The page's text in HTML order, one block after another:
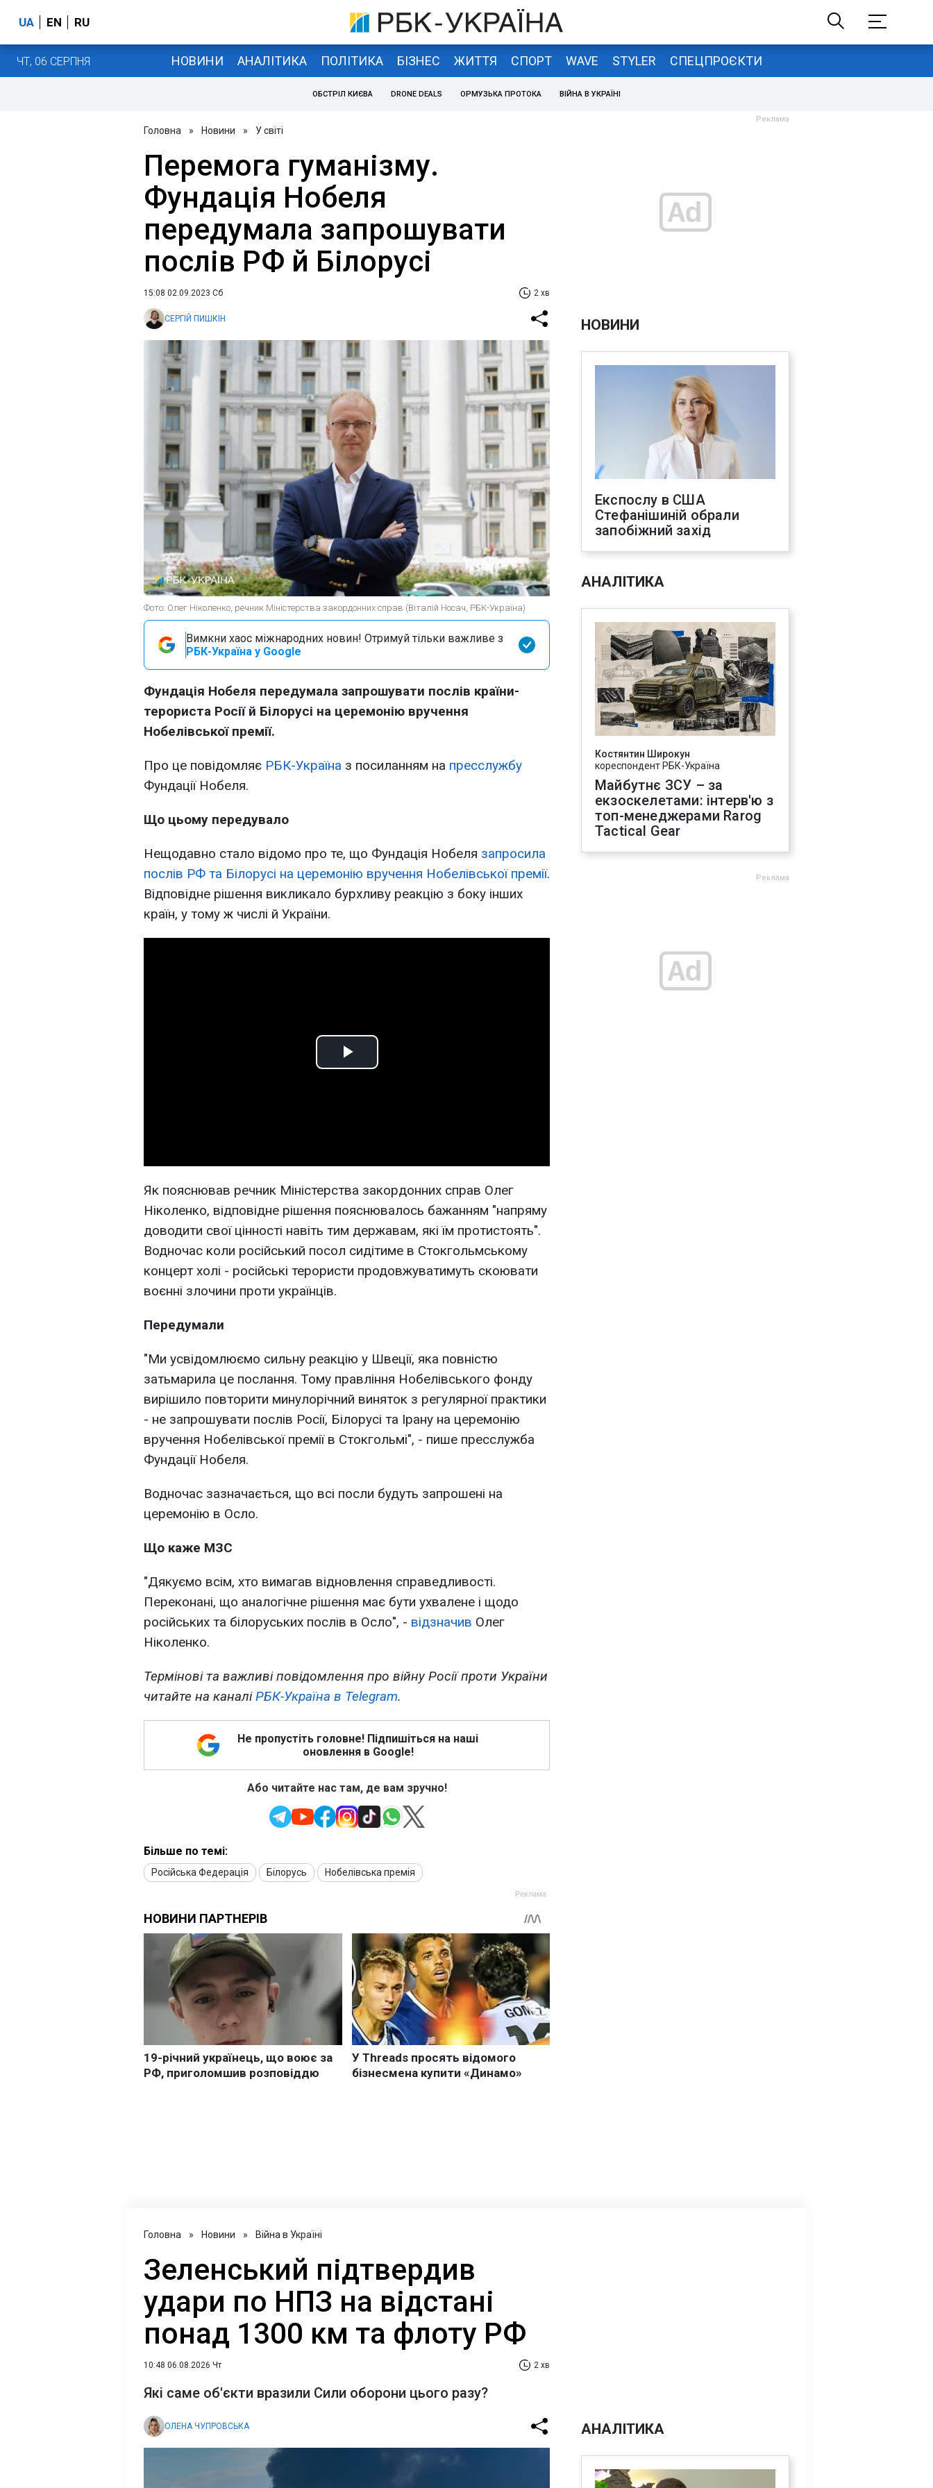
UA EN RU
ЧТ, 06 СЕРПНЯ НОВИНИ АНАЛІТИКА ПОЛІТИКА БІЗНЕС ЖИТТЯ СПОРТ WAVE STYLER СПЕЦПРОЄКТИ
ОБСТРІЛ КИЄВА DRONE DEALS ОРМУЗЬКА ПРОТОКА ВІЙНА В УКРАЇНІ
Головна » Новини » У світі
Перемога гуманізму.
Фундація Нобеля
передумала запрошувати
послів РФ й Білорусі
15:08 02.09.2023 Сб 2 хв
СЕРГІЙ ПИШКІН
Фото: Олег Ніколенко, речник Міністерства закордонних справ (Віталій Носач, РБК-Україна)
Вимкни хаос міжнародних новин! Отримуй тільки важливе з
РБК-Україна у Google
Фундація Нобеля передумала запрошувати послів країни-
терориста Росії й Білорусі на церемонію вручення
Нобелівської премії.
Про це повідомляє РБК-Україна з посиланням на пресслужбу
Фундації Нобеля.
Що цьому передувало
Нещодавно стало відомо про те, що Фундація Нобеля запросила
послів РФ та Білорусі на церемонію вручення Нобелівської премії.
Відповідне рішення викликало бурхливу реакцію з боку інших
країн, у тому ж числі й України.
Play
Як пояснював речник Міністерства закордонних справ Олег
Ніколенко, відповідне рішення пояснювалось бажанням "напряму
доводити свої цінності навіть тим державам, які їм протистоять".
Водночас коли російський посол сидітиме в Стокгольмському
концерт холі - російські терористи продовжуватимуть скоювати
воєнні злочини проти українців.
Передумали
"Ми усвідомлюємо сильну реакцію у Швеції, яка повністю
затьмарила це послання. Тому правління Нобелівського фонду
вирішило повторити минулорічний виняток з регулярної практики
- не запрошувати послів Росії, Білорусі та Ірану на церемонію
вручення Нобелівської премії в Стокгольмі", - пише пресслужба
Фундації Нобеля.
Водночас зазначається, що всі посли будуть запрошені на
церемонію в Осло.
Що каже МЗС
"Дякуємо всім, хто вимагав відновлення справедливості.
Переконані, що аналогічне рішення має бути ухвалене і щодо
російських та білоруських послів в Осло", - відзначив Олег
Ніколенко.
Термінові та важливі повідомлення про війну Росії проти України
читайте на каналіРБК-Україна в Telegram.
Не пропустіть головне! Підпишіться на наші
оновлення в Google!
Або читайте нас там, де вам зручно!
Більше по темі:
Російська Федерація Білорусь Нобелівська премія
НОВИНИ
Експослу в США
Стефанішиній обрали
запобіжний захід
АНАЛІТИКА
Костянтин Широкун
кореспондент РБК-Україна
Майбутнє ЗСУ – за
екзоскелетами: інтерв'ю з
топ-менеджерами Rarog
Tactical Gear
Головна » Новини » Війна в Україні
Зеленський підтвердив
удари по НПЗ на відстані
понад 1300 км та флоту РФ
10:48 06.08.2026 Чт 2 хв
Які саме об'єкти вразили Сили оборони цього разу?
ОЛЕНА ЧУПРОВСЬКА АНАЛІТИКА